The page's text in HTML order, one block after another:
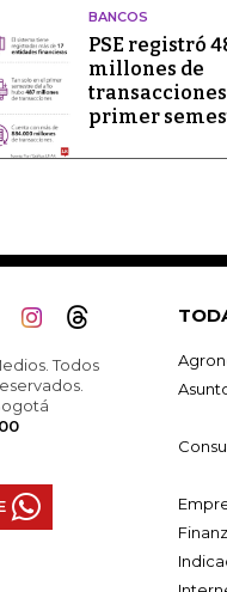
BANCOS
PSE registró
millones de
primer
Todos